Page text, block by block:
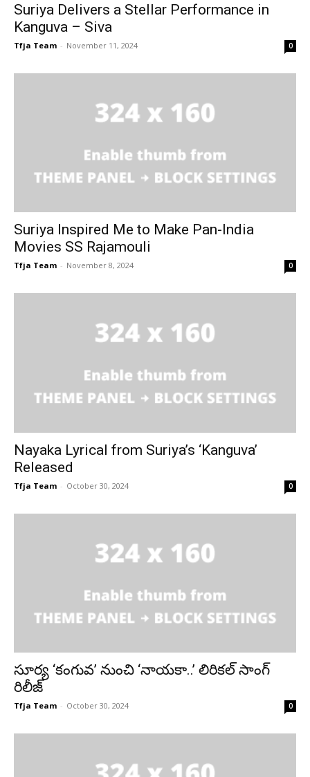
Suriya Delivers a Stellar Performance in
Kanguva – Siva
Tfja Team - November 11, 2024 0
Suriya Inspired Me to Make Pan-India
Movies SS Rajamouli
Tfja Team - November 8, 2024 0
Nayaka Lyrical from Suriya’s ‘Kanguva’
Released
Tfja Team - October 30, 2024 0
సూర్య ‘కంగువ’ నుంచి ‘నాయకా..’ లిరికల్ సాంగ్
రిలీజ్
Tfja Team - October 30, 2024 0